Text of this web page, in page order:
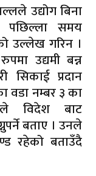
उद्योग बिना
पछिल्ला समय
उल्लेख गरिन ।
उद्यमी बन्न
सिकाई प्रदान
वडा नम्बर ३ का
विदेश बाट
बताए । उनले
रहेको बताउँदै